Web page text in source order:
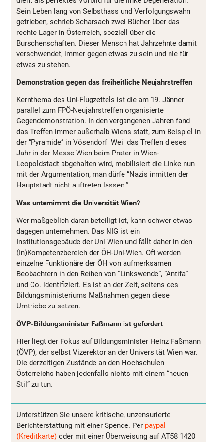
Sein Leben lang von Selbsthass und Verfolgungswahn
getrieben, schrieb Scharsach zwei Bücher über das
rechte Lager in Österreich, speziell über die
Burschenschaften. Dieser Mensch hat Jahrzehnte damit
verschwendet, immer gegen etwas zu sein und nie für
etwas zu stehen.
Demonstration gegen das freiheitliche Neujahrstreffen
Kernthema des Uni-Flugzettels ist die am 19. Jänner
parallel zum FPÖ-Neujahrstreffen organisierte
Gegendemonstration. In den vergangenen Jahren fand
das Treffen immer außerhalb Wiens statt, zum Beispiel in
der “Pyramide” in Vösendorf. Weil das Treffen dieses
Jahr in der Messe Wien beim Prater in Wien-
Leopoldstadt abgehalten wird, mobilisiert die Linke nun
mit der Argumentation, man dürfe “Nazis inmitten der
Hauptstadt nicht auftreten lassen.”
Was unternimmt die Universität Wien?
Wer maßgeblich daran beteiligt ist, kann schwer etwas
dagegen unternehmen. Das NIG ist ein
Institutionsgebäude der Uni Wien und fällt daher in den
(In)Kompetenzbereich der ÖH-Uni-Wien. Oft werden
einzelne Funktionäre der ÖH von aufmerksamen
Beobachtern in den Reihen von “Linkswende”, “Antifa”
und Co. identifiziert. Es ist an der Zeit, seitens des
Bildungsministeriums Maßnahmen gegen diese
Umtriebe zu setzen.
ÖVP-Bildungsminister Faßmann ist gefordert
Hier liegt der Fokus auf Bildungsminister Heinz Faßmann
(ÖVP), der selbst Vizerektor an der Universität Wien war.
Die derzeitigen Zustände an den Hochschulen
Österreichs haben jedenfalls nichts mit einem “neuen
Stil” zu tun.
Unterstützen Sie unsere kritische, unzensurierte
Berichterstattung mit einer Spende. Per paypal
(Kreditkarte) oder mit einer Überweisung auf AT58 1420